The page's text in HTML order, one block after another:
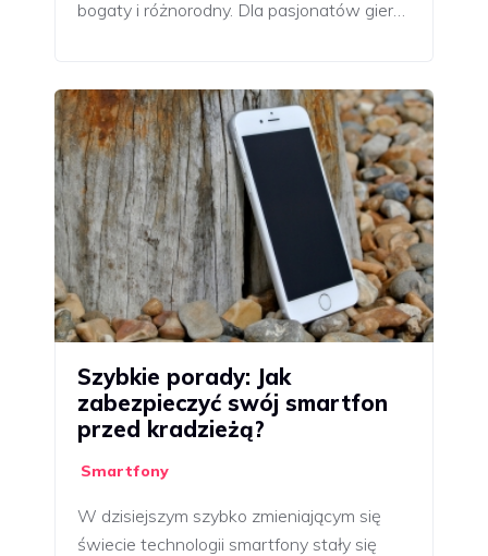
bogaty i różnorodny. Dla pasjonatów gier…
Szybkie porady: Jak
zabezpieczyć swój smartfon
przed kradzieżą?
Smartfony
W dzisiejszym szybko zmieniającym się
świecie technologii smartfony stały się